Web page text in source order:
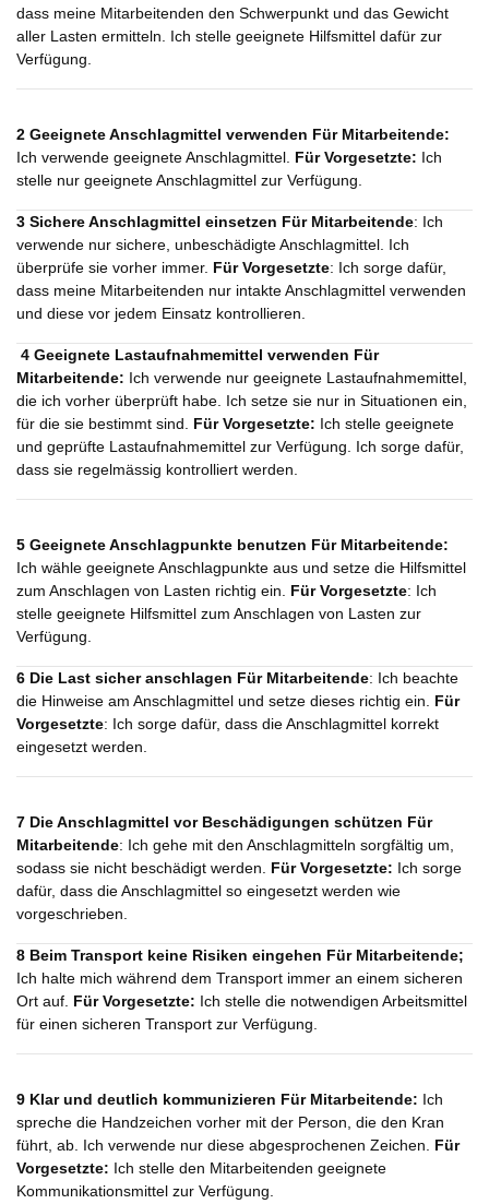
dass meine Mitarbeitenden den Schwerpunkt und das Gewicht
aller Lasten ermitteln. Ich stelle geeignete Hilfsmittel dafür zur
Verfügung.
2 Geeignete Anschlagmittel verwenden Für Mitarbeitende:
Ich verwende geeignete Anschlagmittel. Für Vorgesetzte: Ich
stelle nur geeignete Anschlagmittel zur Verfügung.
3 Sichere Anschlagmittel einsetzen Für Mitarbeitende: Ich
verwende nur sichere, unbeschädigte Anschlagmittel. Ich
überprüfe sie vorher immer. Für Vorgesetzte: Ich sorge dafür,
dass meine Mitarbeitenden nur intakte Anschlagmittel verwenden
und diese vor jedem Einsatz kontrollieren.
4 Geeignete Lastaufnahmemittel verwenden Für
Mitarbeitende: Ich verwende nur geeignete Lastaufnahmemittel,
die ich vorher überprüft habe. Ich setze sie nur in Situationen ein,
für die sie bestimmt sind. Für Vorgesetzte: Ich stelle geeignete
und geprüfte Lastaufnahmemittel zur Verfügung. Ich sorge dafür,
dass sie regelmässig kontrolliert werden.
5 Geeignete Anschlagpunkte benutzen Für Mitarbeitende:
Ich wähle geeignete Anschlagpunkte aus und setze die Hilfsmittel
zum Anschlagen von Lasten richtig ein. Für Vorgesetzte: Ich
stelle geeignete Hilfsmittel zum Anschlagen von Lasten zur
Verfügung.
6 Die Last sicher anschlagen Für Mitarbeitende: Ich beachte
die Hinweise am Anschlagmittel und setze dieses richtig ein. Für
Vorgesetzte: Ich sorge dafür, dass die Anschlagmittel korrekt
eingesetzt werden.
7 Die Anschlagmittel vor Beschädigungen schützen Für
Mitarbeitende: Ich gehe mit den Anschlagmitteln sorgfältig um,
sodass sie nicht beschädigt werden. Für Vorgesetzte: Ich sorge
dafür, dass die Anschlagmittel so eingesetzt werden wie
vorgeschrieben.
8 Beim Transport keine Risiken eingehen Für Mitarbeitende;
Ich halte mich während dem Transport immer an einem sicheren
Ort auf. Für Vorgesetzte: Ich stelle die notwendigen Arbeitsmittel
für einen sicheren Transport zur Verfügung.
9 Klar und deutlich kommunizieren Für Mitarbeitende: Ich
spreche die Handzeichen vorher mit der Person, die den Kran
führt, ab. Ich verwende nur diese abgesprochenen Zeichen. Für
Vorgesetzte: Ich stelle den Mitarbeitenden geeignete
Kommunikationsmittel zur Verfügung.